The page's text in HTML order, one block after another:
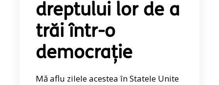
dreptului lor de a
trăi într-o
democrație
Mă aflu zilele acestea în Statele Unite